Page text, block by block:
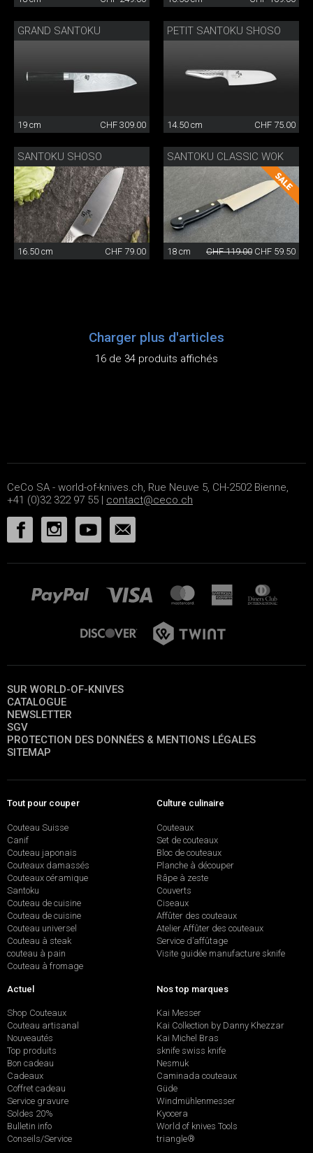
GRAND SANTOKU
19 cm CHF 309.00
PETIT SANTOKU SHOSO
14.50 cm CHF 75.00
SANTOKU SHOSO
16.50 cm CHF 79.00
SANTOKU CLASSIC WOK
18 cm CHF 119.00 CHF 59.50
Charger plus d'articles
16 de 34 produits affichés
CeCo SA - world-of-knives.ch, Rue Neuve 5, CH-2502 Bienne,
+41 (0)32 322 97 55 | contact@ceco.ch
SUR WORLD-OF-KNIVES
CATALOGUE
NEWSLETTER
SGV
PROTECTION DES DONNÉES & MENTIONS LÉGALES
SITEMAP
Tout pour couper
Couteau Suisse
Canif
Couteau japonais
Couteaux damassés
Couteaux céramique
Santoku
Couteau de cuisine
Couteau de cuisine
Couteau universel
Couteau à steak
couteau à pain
Couteau à fromage
Culture culinaire
Couteaux
Set de couteaux
Bloc de couteaux
Planche à découper
Râpe à zeste
Couverts
Ciseaux
Affûter des couteaux
Atelier Affûter des couteaux
Service d’affûtage
Visite guidée manufacture sknife
Actuel
Shop Couteaux
Couteau artisanal
Nouveautés
Top produits
Bon cadeau
Cadeaux
Coffret cadeau
Service gravure
Soldes 20%
Bulletin info
Conseils/Service
Nos top marques
Kai Messer
Kai Collection by Danny Khezzar
Kai Michel Bras
sknife swiss knife
Nesmuk
Caminada couteaux
Güde
Windmühlenmesser
Kyocera
World of knives Tools
triangle®